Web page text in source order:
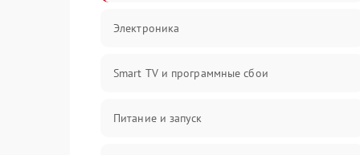
Электроника
Smart TV и программные сбои
Питание и запуск